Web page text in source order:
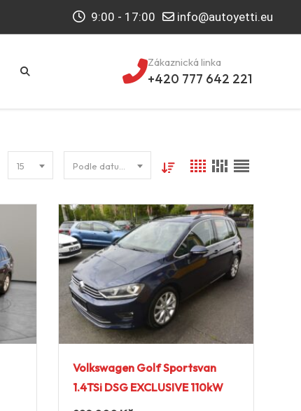
9:00 - 17:00 info@autoyetti.eu
Zákaznická linka
+420 777 642 221
15
Volkswagen Golf Sportsvan
1.4TSi DSG EXCLUSIVE 110kW